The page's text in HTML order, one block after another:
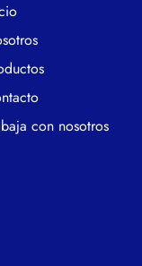
con nosotros